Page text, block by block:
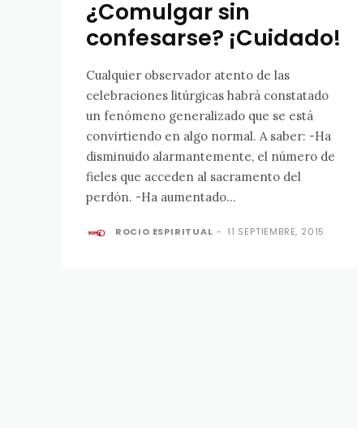
¿Comulgar sin
confesarse? ¡Cuidado!
Cualquier observador atento de las
celebraciones litúrgicas habrá constatado
un fenómeno generalizado que se está
convirtiendo en algo normal. A saber: -Ha
disminuido alarmantemente, el número de
fieles que acceden al sacramento del
perdón. -Ha aumentado...
ROCIO ESPIRITUAL - 11 SEPTIEMBRE, 2015